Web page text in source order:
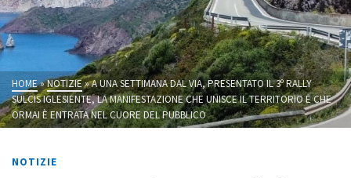
HOME»NOTIZIE»A UNA SETTIMANA DAL VIA, PRESENTATO IL 3º RALLY
SULCIS IGLESIENTE, LA MANIFESTAZIONE CHE UNISCE IL TERRITORIO E CHE
ORMAI È ENTRATA NEL CUORE DEL PUBBLICO
NOTIZIE